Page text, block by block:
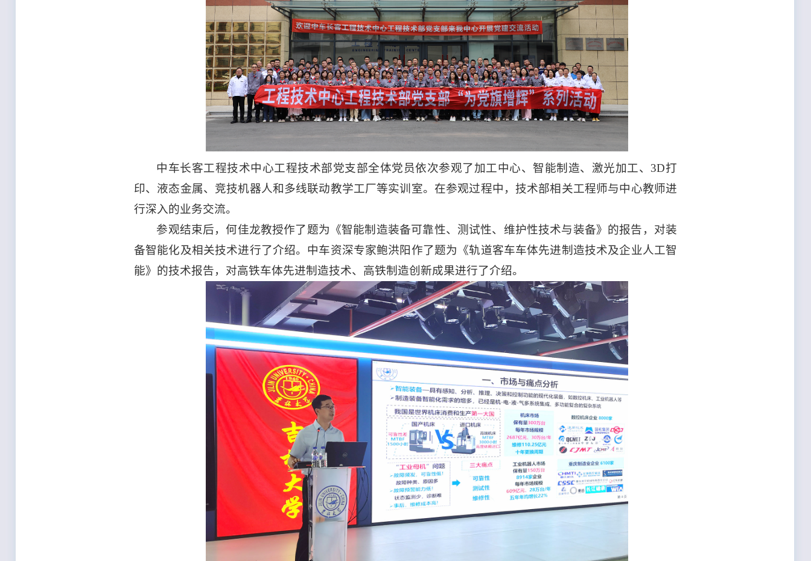
中车长客工程技术中心工程技术部党支部全体党员依次参观了加工中心、智能制造、激光加工、3D打
印、液态金属、竞技机器人和多线联动教学工厂等实训室。在参观过程中，技术部相关工程师与中心教师进
行深入的业务交流。
参观结束后，何佳龙教授作了题为《智能制造装备可靠性、测试性、维护性技术与装备》的报告，对装
备智能化及相关技术进行了介绍。中车资深专家鲍洪阳作了题为《轨道客车车体先进制造技术及企业人工智
能》的技术报告，对高铁车体先进制造技术、高铁制造创新成果进行了介绍。